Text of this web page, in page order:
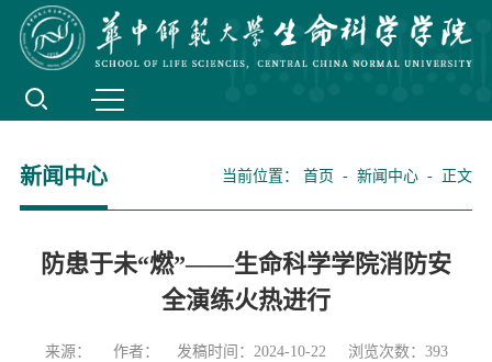
新闻中心 当前位置： 首页 - 新闻中心 - 正文
防患于未“燃”——生命科学学院消防安
全演练火热进行
来源： 作者： 发稿时间：2024-10-22 浏览次数： 393